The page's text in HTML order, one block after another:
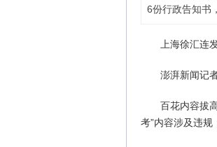
6份行政告知书
上海徐汇连
澎湃新闻记
百花内容拔
考”内容涉及违